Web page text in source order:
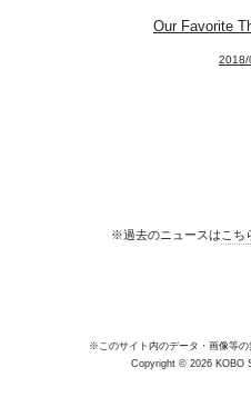
Our Favorite
2018/
※過去のニュースは こち
※このサイト内のデータ・画像等の
Copyright © 2026 KOBO